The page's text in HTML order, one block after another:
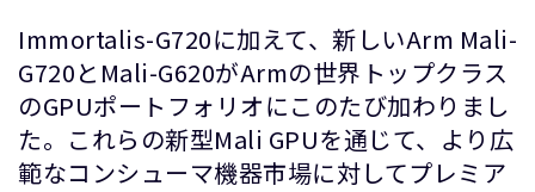
Immortalis-G720に加えて、新しいArm Mali-
G720とMali-G620がArmの世界トップクラス
のGPUポートフォリオにこのたび加わりまし
た。これらの新型Mali GPUを通じて、より広
範なコンシューマ機器市場に対してプレミア